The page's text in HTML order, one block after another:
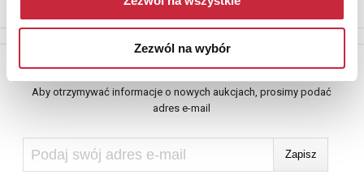
Zezwól na wybór
Newsletter
Aby otrzymywać informacje o nowych aukcjach, prosimy podać
adres e-mail